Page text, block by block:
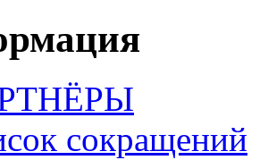
сокращений